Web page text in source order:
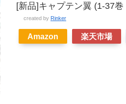
[新品]キャプテン翼 (1-37巻
created by Rinker
Amazon 楽天市場